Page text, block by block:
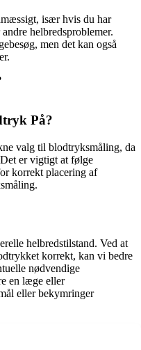
især hvis du har
helbredsproblemer.
men det kan også
På?
valg til blodtryksmåling, da
er vigtigt at følge
korrekt placering af
helbredstilstand. Ved at
korrekt, kan vi bedre
nødvendige
en læge eller
eller bekymringer